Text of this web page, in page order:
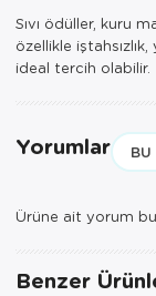
Sıvı ödüller, kuru
özellikle iştahsızlık,
ideal tercih olabilir.
Yorumlar BU
Ürüne ait yorum
Benzer